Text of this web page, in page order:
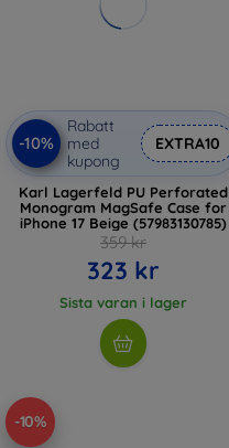
-10%
Rabatt
med
kupong
EXTRA10
Karl Lagerfeld PU Perforated
Monogram MagSafe Case for
iPhone 17 Beige (57983130785)
359 kr
323 kr
Sista varan i lager
-10%